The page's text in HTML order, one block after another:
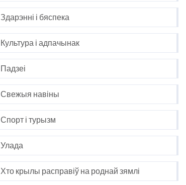
Здарэнні і бяспека
Культура і адпачынак
Падзеі
Свежыя навіны
Спорт і турызм
Улада
Хто крылы расправіў на роднай зямлі